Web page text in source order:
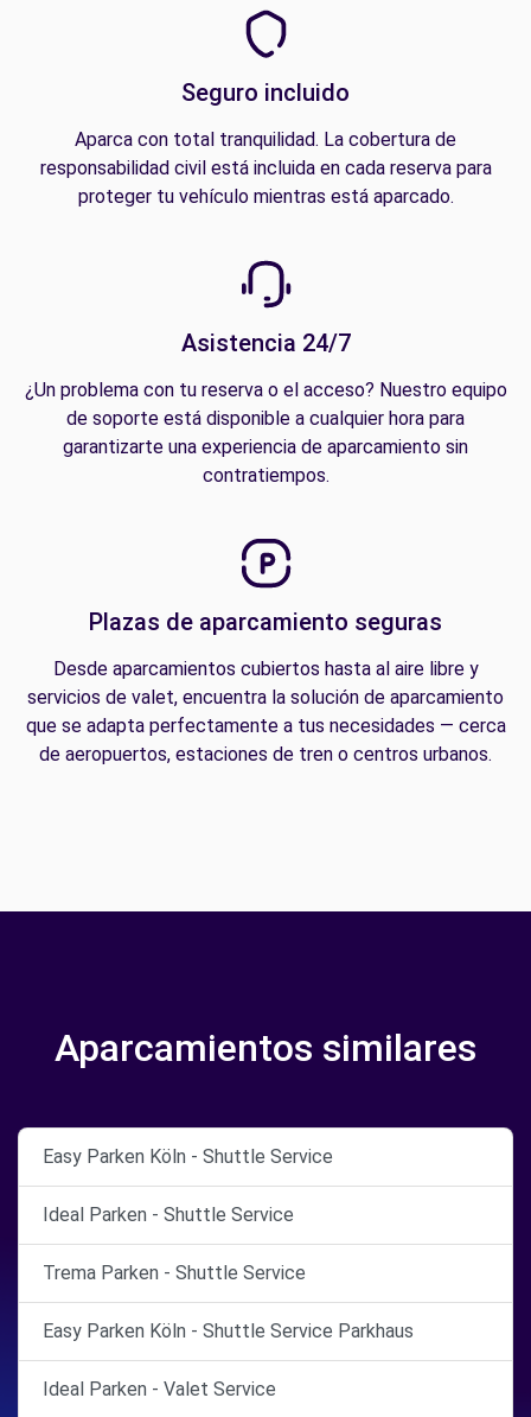
Seguro incluido
Aparca con total tranquilidad. La cobertura de
responsabilidad civil está incluida en cada reserva para
proteger tu vehículo mientras está aparcado.
Asistencia 24/7
¿Un problema con tu reserva o el acceso? Nuestro equipo
de soporte está disponible a cualquier hora para
garantizarte una experiencia de aparcamiento sin
contratiempos.
Plazas de aparcamiento seguras
Desde aparcamientos cubiertos hasta al aire libre y
servicios de valet, encuentra la solución de aparcamiento
que se adapta perfectamente a tus necesidades — cerca
de aeropuertos, estaciones de tren o centros urbanos.
Aparcamientos similares
Easy Parken Köln - Shuttle Service
Ideal Parken - Shuttle Service
Trema Parken - Shuttle Service
Easy Parken Köln - Shuttle Service Parkhaus
Ideal Parken - Valet Service